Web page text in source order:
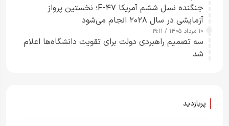
جنگنده نسل ششم آمریکا F-۴۷؛ نخستین پرواز
آزمایشی در سال ۲۰۲۸ انجام می‌شود
۱۰ مرداد ۱۴۰۵ / ۱۹:۱۱
سه تصمیم راهبردی دولت برای تقویت دانشگاه‌ها اعلام
شد
پربازدید